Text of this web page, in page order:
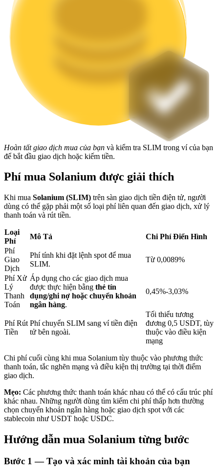
Đặt cọc linh hoạt để kiếm được các token phổ biến.
Khóa BTR
Đầu tư độc quyền cho người nắm giữ BTR
Khoản vay
Hoàn tất giao dịch mua của bạn và kiểm tra SLIM trong ví của bạn
để bắt đầu giao dịch hoặc kiếm tiền.
Phí mua Solanium được giải thích
Khi mua Solanium (SLIM) trên sàn giao dịch tiền điện tử, người
dùng có thể gặp phải một số loại phí liên quan đến giao dịch, xử lý
thanh toán và rút tiền.
Loại
Phí
Mô Tả
Chi Phí Điển Hình
Phí
Giao
Dịch
Phí tính khi đặt lệnh spot để mua
SLIM.
Từ 0,0089%
Phí Xử
Lý
Thanh
Toán
Áp dụng cho các giao dịch mua
được thực hiện bằng thẻ tín
dụng/ghi nợ hoặc chuyển khoản
ngân hàng.
0,45%-3,03%
Phí Rút
Tiền
Phí chuyển SLIM sang ví tiền điện
tử bên ngoài.
Tối thiểu tương
đương 0,5 USDT, tùy
thuộc vào điều kiện
mạng
Chi phí cuối cùng khi mua Solanium tùy thuộc vào phương thức
thanh toán, tắc nghẽn mạng và điều kiện thị trường tại thời điểm
giao dịch.
Mẹo: Các phương thức thanh toán khác nhau có thể có cấu trúc phí
khác nhau. Những người dùng tìm kiếm chi phí thấp hơn thường
chọn chuyển khoản ngân hàng hoặc giao dịch spot với các
stablecoin như USDT hoặc USDC.
Hướng dẫn mua Solanium từng bước
Bước 1 —Tạo và xác minh tài khoản của bạn